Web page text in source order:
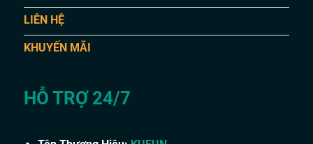
LIÊN HỆ
KHUYẾN MÃI
HỖ TRỢ 24/7